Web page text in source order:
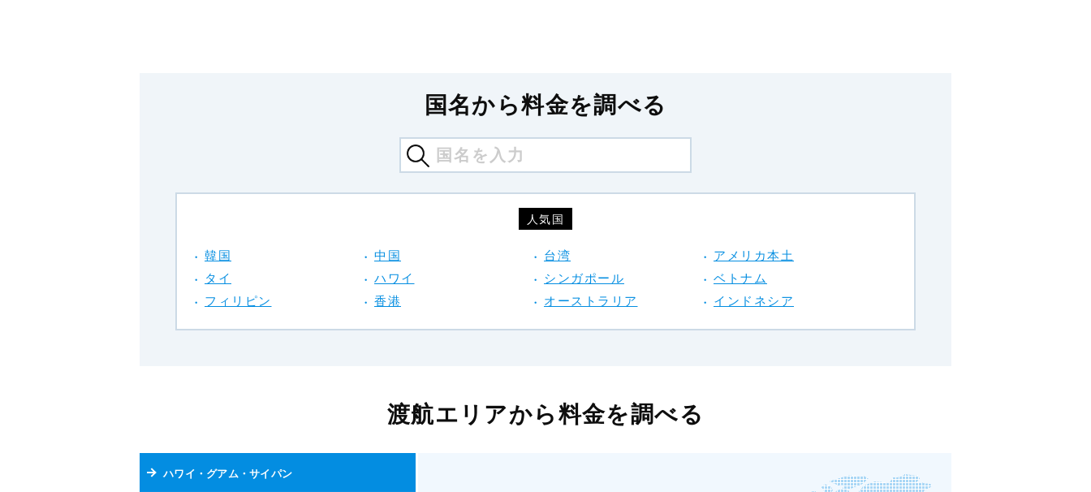
国名から料金を調べる
人気国
韓国 中国 台湾
アメリカ本土
タイ
ハワイ シンガポール
ベトナム
フィリピン
香港 オーストラリア インドネシア
渡航エリアから料金を調べる
ハワイ・グアム・サイパン